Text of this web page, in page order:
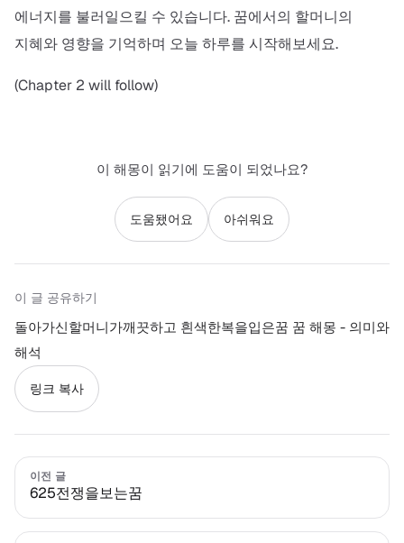
에너지를 불러일으킬 수 있습니다. 꿈에서의 할머니의
지혜와 영향을 기억하며 오늘 하루를 시작해보세요.
(Chapter 2 will follow)
이 해몽이 읽기에 도움이 되었나요?
도움됐어요 아쉬워요
이 글 공유하기
돌아가신할머니가깨끗하고 흰색한복을입은꿈 꿈 해몽 - 의미와
해석
링크 복사
이전 글
625전쟁을보는꿈